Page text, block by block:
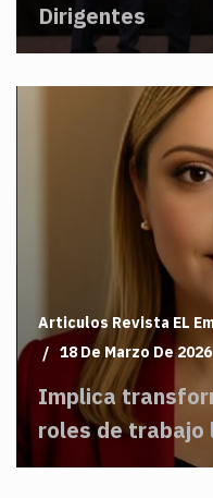
Dirigentes
Articulos Revista EL
18 De Marzo De 2026
Implica
roles de trabajo